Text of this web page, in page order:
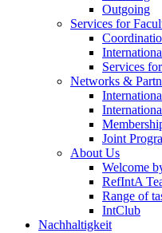
Outgoing
Services for
Services
Networks &
Joint
About Us
Welcome
RefIntA
Range of
IntClub
Nachhaltigkeit